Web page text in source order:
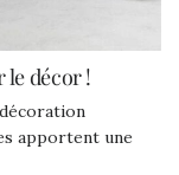
le décor !
apportent une